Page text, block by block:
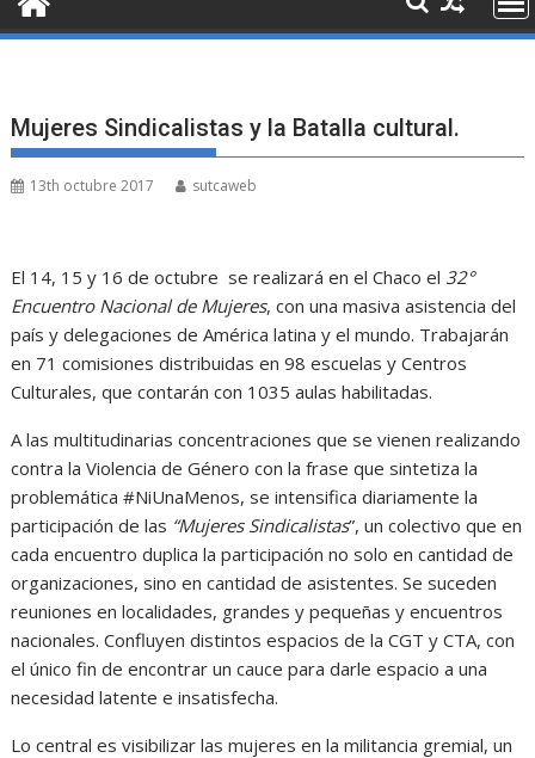
Mujeres Sindicalistas y la Batalla cultural.
13th octubre 2017 sutcaweb
El 14, 15 y 16 de octubre se realizará en el Chaco el 32°
Encuentro Nacional de Mujeres, con una masiva asistencia del
país y delegaciones de América latina y el mundo. Trabajarán
en 71 comisiones distribuidas en 98 escuelas y Centros
Culturales, que contarán con 1035 aulas habilitadas.
A las multitudinarias concentraciones que se vienen realizando
contra la Violencia de Género con la frase que sintetiza la
problemática #NiUnaMenos, se intensifica diariamente la
participación de las “Mujeres Sindicalistas”, un colectivo que en
cada encuentro duplica la participación no solo en cantidad de
organizaciones, sino en cantidad de asistentes. Se suceden
reuniones en localidades, grandes y pequeñas y encuentros
nacionales. Confluyen distintos espacios de la CGT y CTA, con
el único fin de encontrar un cauce para darle espacio a una
necesidad latente e insatisfecha.
Lo central es visibilizar las mujeres en la militancia gremial, un